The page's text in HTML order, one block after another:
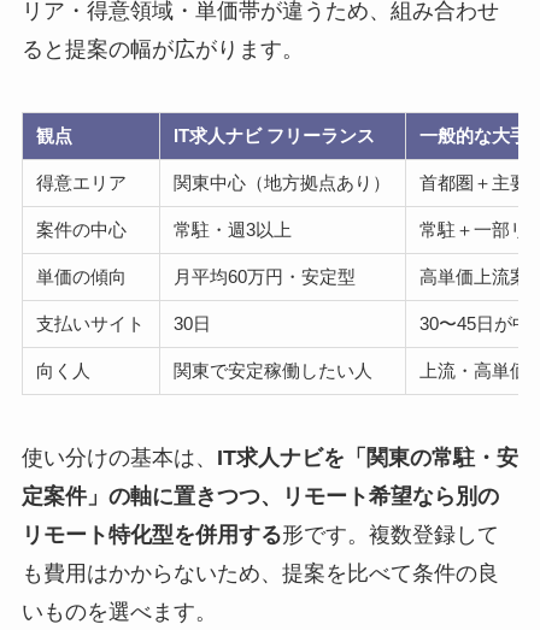
リア・得意領域・単価帯が違うため、組み合わせ
ると提案の幅が広がります。
観点 IT求人ナビ フリーランス 一般的な大手
得意エリア 関東中心（地方拠点あり） 首都圏＋主要
案件の中心 常駐・週3以上 常駐＋一部リ
単価の傾向 月平均60万円・安定型 高単価上流案
支払いサイト 30日 30〜45日が中
向く人 関東で安定稼働したい人 上流・高単価
使い分けの基本は、 IT求人ナビを「関東の常駐・安
定案件」の軸に置きつつ、リモート希望なら別の
リモート特化型を併用する形です。複数登録して
も費用はかからないため、提案を比べて条件の良
いものを選べます。